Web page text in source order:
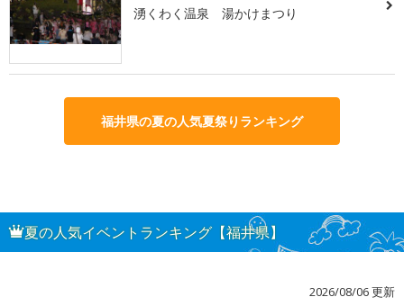
湧くわく温泉 湯かけまつり
福井県の夏の人気夏祭りランキング
夏の人気イベントランキング【福井県】
2026/08/06 更新